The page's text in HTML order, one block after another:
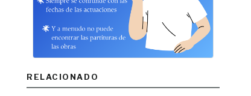
RELACIONADO